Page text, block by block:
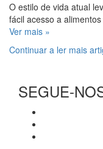
O estilo de vida atual
fácil acesso a
Ver mais »
Continuar a ler mais
SEGUE-